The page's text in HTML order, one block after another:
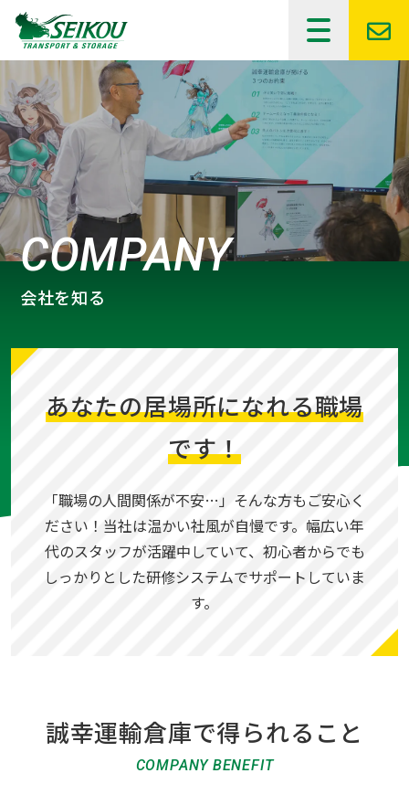
会社を知る
あなたの居場所になれる職場
です！
「職場の人間関係が不安…」 そんな方もご安心く
ださい！当社は温かい社風が自慢です。 幅広い年
代のスタッフが活躍中していて、初心者からでも
しっかりとした研修システムでサポートしていま
す。
誠幸運輸倉庫で得られること
COMPANY BENEFIT